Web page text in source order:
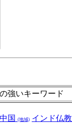
強いキーワード
中国 (地域) インド仏教